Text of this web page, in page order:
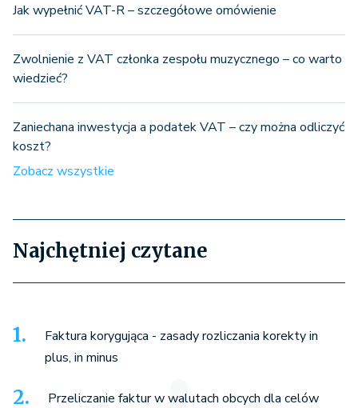
Jak wypełnić VAT-R – szczegółowe omówienie
Zwolnienie z VAT członka zespołu muzycznego – co warto
wiedzieć?
Zaniechana inwestycja a podatek VAT – czy można odliczyć
koszt?
Zobacz wszystkie
Najchętniej czytane
Faktura korygująca - zasady rozliczania korekty in
plus, in minus
Przeliczanie faktur w walutach obcych dla celów